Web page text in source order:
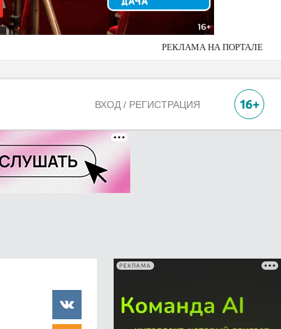
РЕКЛАМА НА ПОРТАЛЕ
ВХОД / РЕГИСТРАЦИЯ
РЕКЛАМА